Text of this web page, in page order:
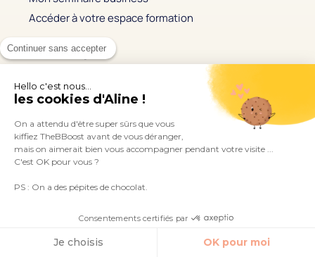
Continuer sans accepter
Hello c'est nous...
les cookies d'Aline !
On a attendu d'être super sûrs que vous
kiffiez TheBBoost avant de vous déranger,
mais on aimerait bien vous accompagner pendant votre visite ...
C'est OK pour vous ?
PS : On a des pépites de chocolat.
Consentements certifiés par
Je choisis OK pour moi
Accéder à votre espace formation
En savoir plus
À propos de TheBBoost
Contact
Me retrouver sur les réseaux
Écouter le podcast